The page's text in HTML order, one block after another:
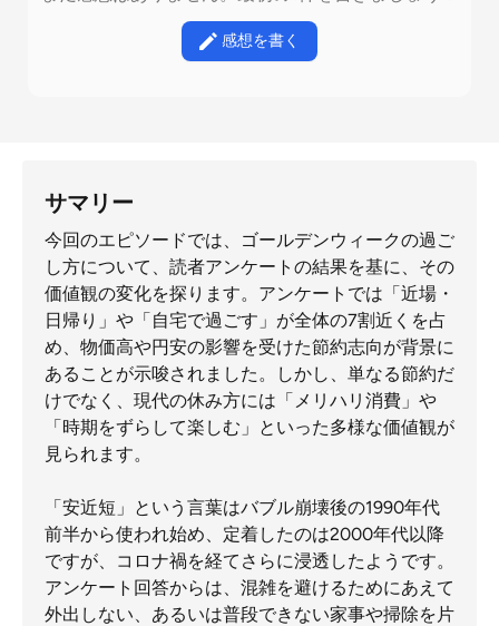
感想を書く
サマリー
今回のエピソードでは、ゴールデンウィークの過ご
し方について、読者アンケートの結果を基に、その
価値観の変化を探ります。アンケートでは「近場・
日帰り」や「自宅で過ごす」が全体の7割近くを占
め、物価高や円安の影響を受けた節約志向が背景に
あることが示唆されました。しかし、単なる節約だ
けでなく、現代の休み方には「メリハリ消費」や
「時期をずらして楽しむ」といった多様な価値観が
見られます。
「安近短」という言葉はバブル崩壊後の1990年代
前半から使われ始め、定着したのは2000年代以降
ですが、コロナ禍を経てさらに浸透したようです。
アンケート回答からは、混雑を避けるためにあえて
外出しない、あるいは普段できない家事や掃除を片